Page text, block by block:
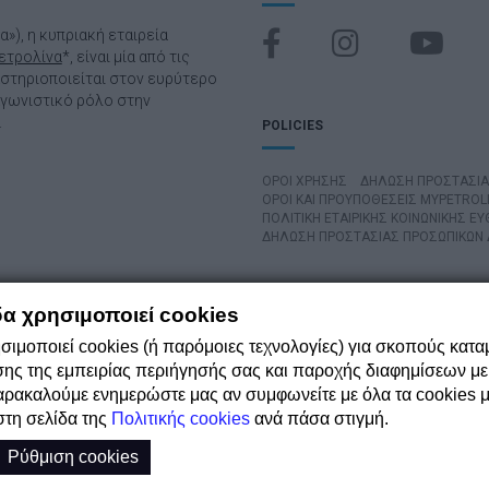
η κυπριακή εταιρεία
*, είναι μία από τις
στον ευρύτερο
ρόλο στην
POLICIES
ΌΡΟΙ ΧΡΉΣΗΣ ΔΗΛΩΣΗ
ΟΡΟΙ ΚΑΙ ΠΡΟΥΠΟΘΕΣΕΙΣ
ΠΟΛΙΤΙΚΗ ΕΤΑΙΡΙΚΗΣ ΚΟΙΝΩΝΙΚΗΣ
ΔΗΛΩΣΗ ΠΡΟΣΤΑΣΙΑΣ
Η ΕΤΑΙΡΕΙΑ ΜΑΣ ΝΕΑ
ΕΤΑΙΡΙΚΗ
ΑΣΦΑΛΕΙΑ, ΥΓΕΙΑ, ΠΕΡΙΒΑΛΛΟΝ,
χρησιμοποιεί cookies
cookies (ή παρόμοιες τεχνολογίες) για σκοπούς
της εμπειρίας περιήγησής σας και παροχής διαφημίσεων
ενημερώστε μας αν συμφωνείτε με όλα τα cookies
σελίδα της Πολιτικής cookies ανά πάσα στιγμή.
Ρύθμιση cookies